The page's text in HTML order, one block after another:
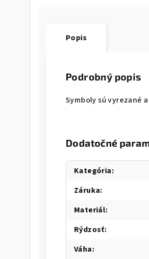
Popis
Podrobný popis
Symboly sú vyrezané
Dodatočné
Kategória:
Záruka:
Materiál:
Rýdzosť:
Váha: